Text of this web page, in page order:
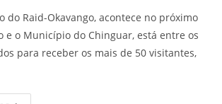
do Raid-Okavango, acontece no próximo
e o Município do Chinguar, está entre os
para receber os mais de 50 visitantes,